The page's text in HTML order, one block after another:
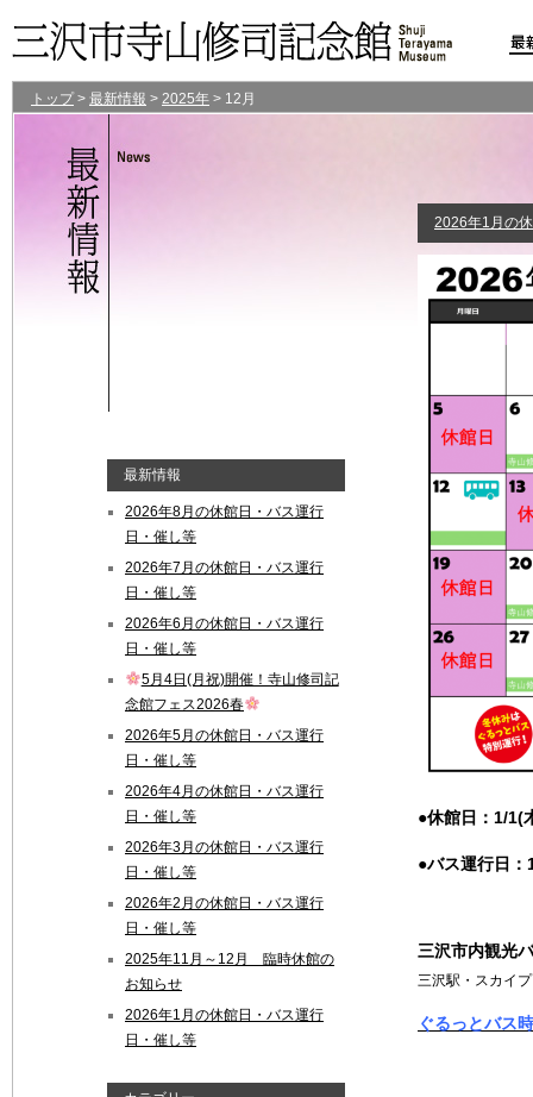
トップ > 最新情報 > 2025年 > 12月
2026年1月の
●休館日：1/1(
●バス運行日：
三沢市内観光
三沢駅・スカイ
ぐるっとバス
最新情報
2026年8月の休館日・バス運行
日・催し等
2026年7月の休館日・バス運行
日・催し等
2026年6月の休館日・バス運行
日・催し等
5月4日(月祝)開催！寺山修司記
念館フェス2026春
2026年5月の休館日・バス運行
日・催し等
2026年4月の休館日・バス運行
日・催し等
2026年3月の休館日・バス運行
日・催し等
2026年2月の休館日・バス運行
日・催し等
2025年11月～12月 臨時休館の
お知らせ
2026年1月の休館日・バス運行
日・催し等